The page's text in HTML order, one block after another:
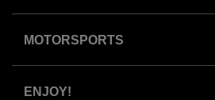
MOTORSPORTS
ENJOY!